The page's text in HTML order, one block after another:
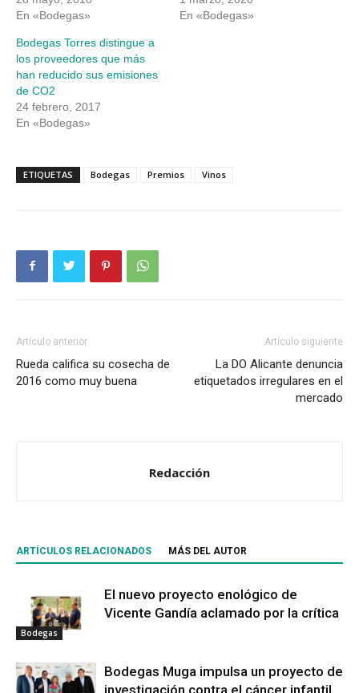
En «Bodegas»
En «Bodegas»
Bodegas Torres distingue a
los proveedores que más
han reducido sus emisiones
de CO2
24 febrero, 2017
En «Bodegas»
ETIQUETAS Bodegas Premios Vinos
Artículo anterior
Rueda califica su cosecha de
2016 como muy buena
Artículo siguiente
La DO Alicante denuncia
etiquetados irregulares en el
mercado
Redacción
ARTÍCULOS RELACIONADOS MÁS DEL AUTOR
Bodegas
El nuevo proyecto enológico de
Vicente Gandía aclamado por la crítica
Bodegas Muga impulsa un proyecto de
investigación contra el cáncer infantil